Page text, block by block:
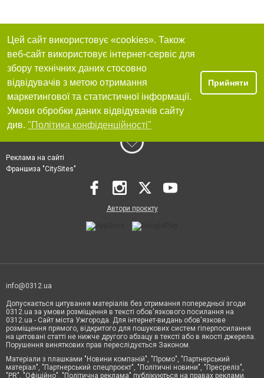
Цей сайт використовує «cookies». Також
веб-сайт використовує інтернет-сервіс для
збору технічних даних стосовно
відвідувачів з метою отримання
маркетингової та статистичної інформації.
Умови обробки даних відвідувачів сайту
див. "Політика конфіденційності"
Прийняти
Реклама на сайті
Франшиза "CitySites"
Автори проєкту
info@0312.ua
Допускається цитування матеріалів без отримання попередньої згоди
0312.ua за умови розміщення в тексті обов'язкового посилання на
0312.ua - Сайт міста Ужгорода. Для інтернет-видань обов'язкове
розміщення прямого, відкритого для пошукових систем гіперпосилання
на цитовані статті не нижче другого абзацу в тексті або в якості джерела.
Порушення виняткових прав переслідується Законом.
Матеріали з плашками "Новини компаній", "Промо", "Партнерський
матеріал", "Партнерський спецпроєкт", "Політичні новини", "Пресреліз",
"PR", "Офіційно", "Політична реклама" публікуються на правах реклами.